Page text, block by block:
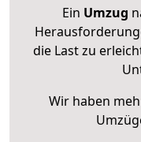
Ein Umzug
die Last zu
Wir haben